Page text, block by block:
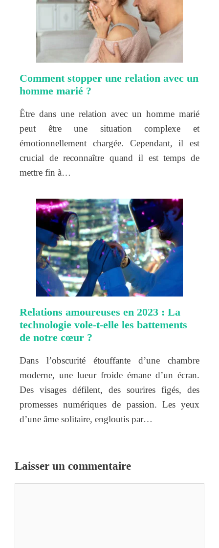
Comment stopper une relation avec un
homme marié ?
Être dans une relation avec un homme marié
peut être une situation complexe et
émotionnellement chargée. Cependant, il est
crucial de reconnaître quand il est temps de
mettre fin à…
Relations amoureuses en 2023 : La
technologie vole-t-elle les battements
de notre cœur ?
Dans l’obscurité étouffante d’une chambre
moderne, une lueur froide émane d’un écran.
Des visages défilent, des sourires figés, des
promesses numériques de passion. Les yeux
d’une âme solitaire, engloutis par…
Laisser un commentaire